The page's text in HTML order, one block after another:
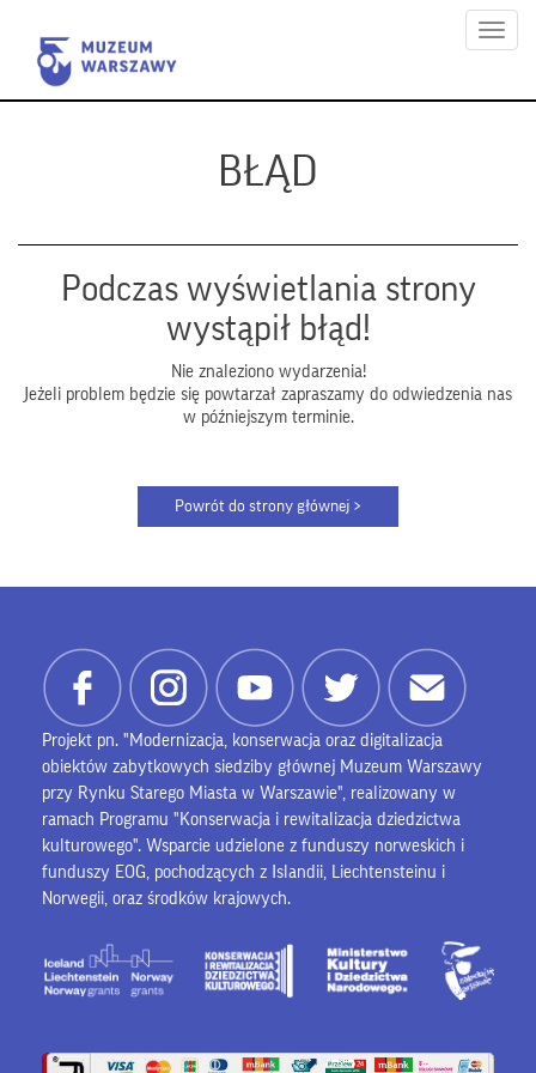
Menu
BŁĄD
Podczas wyświetlania strony
wystąpił błąd!
Nie znaleziono wydarzenia!
Jeżeli problem będzie się powtarzał zapraszamy do odwiedzenia nas
w późniejszym terminie.
Projekt pn. "Modernizacja, konserwacja oraz digitalizacja
obiektów zabytkowych siedziby głównej Muzeum Warszawy
przy Rynku Starego Miasta w Warszawie", realizowany w
ramach Programu "Konserwacja i rewitalizacja dziedzictwa
kulturowego". Wsparcie udzielone z funduszy norweskich i
funduszy EOG, pochodzących z Islandii, Liechtensteinu i
Norwegii, oraz środków krajowych.